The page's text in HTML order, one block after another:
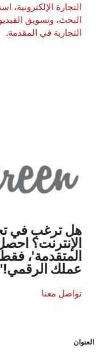
التجارة
البحث، وتسويق
التجارية في المقدمة.
هل ترغب في
الإنترنت؟
المتقدمة'،
عملك
تواصل معنا
العنوان